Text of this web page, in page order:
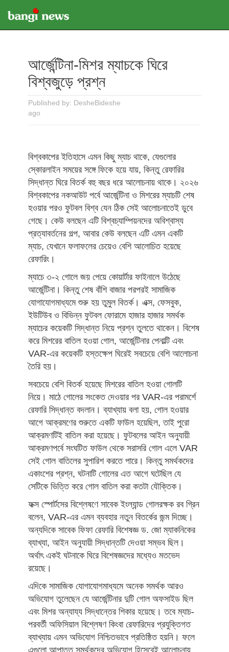
আর্জেন্টিনা-মিশর ম্যাচকে ঘিরে
বিশ্বজুড়ে প্রশ্ন
Published by: DesheBideshe
ago
বিশ্বকাপের ইতিহাসে এমন কিছু ম্যাচ থাকে, যেগুলোর
স্কোরলাইন সময়ের সঙ্গে ফিকে হয়ে যায়, কিন্তু রেফারির
সিদ্ধান্ত ঘিরে বিতর্ক বহু বছর ধরে আলোচনায় থাকে। ২০২৬
বিশ্বকাপের নকআউট পর্বে আর্জেন্টিনা ও মিশরের ম্যাচটি শেষ
হওয়ার পরও ফুটবল বিশ্ব যেন ঠিক সেই আলোচনাতেই ডুবে
গেছে। কেউ বলছেন এটি বিশ্বচ্যাম্পিয়নদের অবিশ্বাস্য
প্রত্যাবর্তনের গল্প, আবার কেউ বলছেন এটি এমন একটি
ম্যাচ, যেখানে ফলাফলের চেয়েও বেশি আলোচিত হয়েছে
রেফারিং।
ম্যাচে ৩-২ গোলে জয় পেয়ে কোয়ার্টার ফাইনালে উঠেছে
আর্জেন্টিনা। কিন্তু শেষ বাঁশি বাজার পরপরই সামাজিক
যোগাযোগমাধ্যমে শুরু হয় তুমুল বিতর্ক। এক্স, ফেসবুক,
ইউটিউব ও বিভিন্ন ফুটবল ফোরামে হাজার হাজার সমর্থক
ম্যাচের কয়েকটি সিদ্ধান্ত নিয়ে প্রশ্ন তুলতে থাকেন। বিশেষ
করে মিশরের বাতিল হওয়া গোল, আর্জেন্টিনার পেনাল্টি এবং
VAR-এর কয়েকটি হস্তক্ষেপ ঘিরেই সবচেয়ে বেশি আলোচনা
তৈরি হয়।
সবচেয়ে বেশি বিতর্ক হয়েছে মিশরের বাতিল হওয়া গোলটি
নিয়ে। মাঠে গোলের সংকেত দেওয়ার পর VAR-এর পরামর্শে
রেফারি সিদ্ধান্ত বদলান। ব্যাখ্যায় বলা হয়, গোল হওয়ার
আগে আক্রমণের শুরুতে একটি ফাউল হয়েছিল, তাই পুরো
আক্রমণটিই বাতিল করা হয়েছে। ফুটবলের আইন অনুযায়ী
আক্রমণপর্বে সংঘটিত ফাউল থেকে সরাসরি গোল এলে VAR
সেই গোল বাতিলের সুপারিশ করতে পারে। কিন্তু সমর্থকদের
একাংশের প্রশ্ন, ঘটনাটি গোলের এত আগে ঘটেছিল যে
সেটিকে ভিত্তি করে গোল বাতিল করা কতটা যৌক্তিক।
ফক্স স্পোর্টসের বিশ্লেষণে সাবেক ইংল্যান্ড গোলরক্ষক রব গ্রিন
বলেন, VAR-এর এমন ব্যবহার নতুন বিতর্কের জন্ম দিচ্ছে।
অন্যদিকে সাবেক ফিফা রেফারি বিশেষজ্ঞ ড. জো ম্যাকনিকের
ব্যাখ্যা, আইন অনুযায়ী সিদ্ধান্তটি দেওয়া সম্ভব ছিল।
অর্থাৎ একই ঘটনাকে ঘিরে বিশেষজ্ঞদের মধ্যেও মতভেদ
রয়েছে।
এদিকে সামাজিক যোগাযোগমাধ্যমে অনেক সমর্থক আরও
অভিযোগ তুলেছেন যে আর্জেন্টিনার দুটি গোল অফসাইড ছিল
এবং মিশর অন্যায্য সিদ্ধান্তের শিকার হয়েছে। তবে ম্যাচ-
পরবর্তী অফিসিয়াল বিশ্লেষণ কিংবা রেফারিদের প্রযুক্তিগত
ব্যাখ্যায় এমন অভিযোগ নিশ্চিতভাবে প্রতিষ্ঠিত হয়নি। ফলে
এগুলো আপাতত সমর্থকদের অভিযোগ হিসেবেই আলোচনায়